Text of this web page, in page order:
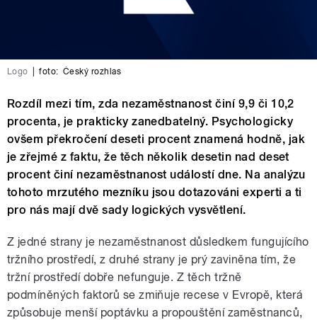
Logo foto: Český rozhlas
Rozdíl mezi tím, zda nezaměstnanost činí 9,9 či 10,2
procenta, je prakticky zanedbatelný. Psychologicky
ovšem překročení deseti procent znamená hodně, jak
je zřejmé z faktu, že těch několik desetin nad deset
procent činí nezaměstnanost událostí dne. Na analýzu
tohoto mrzutého mezníku jsou dotazováni experti a ti
pro nás mají dvě sady logických vysvětlení.
Z jedné strany je nezaměstnanost důsledkem fungujícího
tržního prostředí, z druhé strany je prý zaviněna tím, že
tržní prostředí dobře nefunguje. Z těch tržně
podmíněných faktorů se zmiňuje recese v Evropě, která
způsobuje menší poptávku a propouštění zaměstnanců,